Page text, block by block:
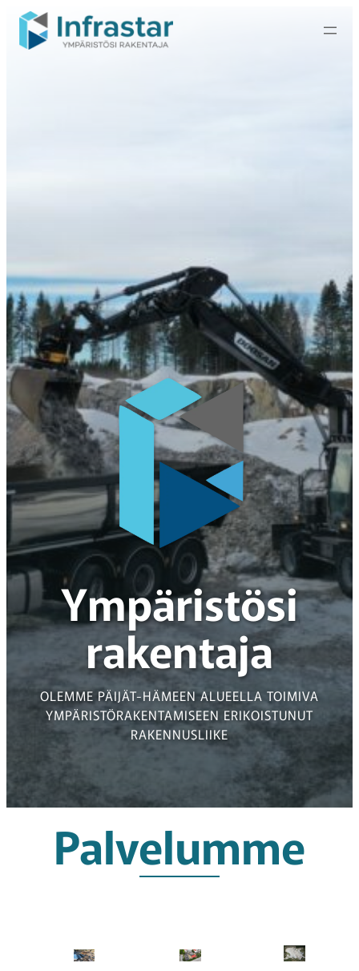
Siirry
sisältöön
Ympäristösi
rakentaja
OLEMME PÄIJÄT-HÄMEEN ALUEELLA TOIMIVA
YMPÄRISTÖRAKENTAMISEEN ERIKOISTUNUT
RAKENNUSLIIKE
Palvelumme